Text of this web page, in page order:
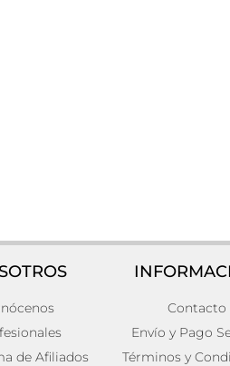
Lámpara de pared
Añadir al carrito
de Afiliados
Contacto
Envío y Pago
Términos y